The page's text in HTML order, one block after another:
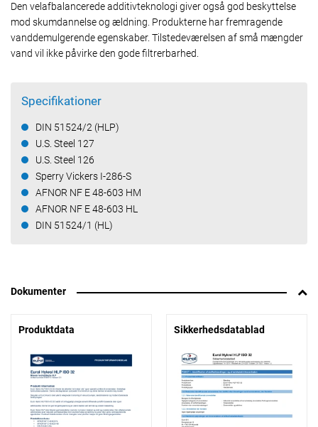
Den velafbalancerede additivteknologi giver også god beskyttelse
mod skumdannelse og ældning. Produkterne har fremragende
vanddemulgerende egenskaber. Tilstedeværelsen af små mængder
vand vil ikke påvirke den gode filtrerbarhed.
Specifikationer
DIN 51524/2 (HLP)
U.S. Steel 127
U.S. Steel 126
Sperry Vickers I-286-S
AFNOR NF E 48-603 HM
AFNOR NF E 48-603 HL
DIN 51524/1 (HL)
Dokumenter
Produktdata Sikkerhedsdatablad